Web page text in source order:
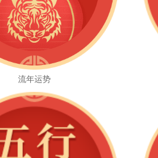
流年运势